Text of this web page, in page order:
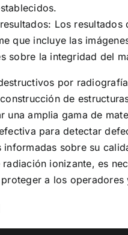
Los
que incluye las
sobre la integridad del
por
de
una amplia gama de
para detectar
informadas sobre su
ionizante, es
a los